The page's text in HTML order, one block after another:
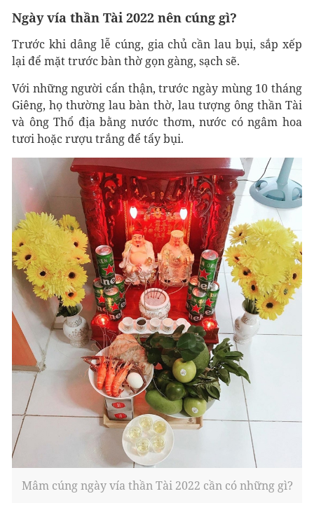
Ngày vía thần Tài 2022 nên cúng gì?
Trước khi dâng lễ cúng, gia chủ cần lau bụi, sắp xếp
lại để mặt trước bàn thờ gọn gàng, sạch sẽ.
Với những người cẩn thận, trước ngày mùng 10 tháng
Giêng, họ thường lau bàn thờ, lau tượng ông thần Tài
và ông Thổ địa bằng nước thơm, nước có ngâm hoa
tươi hoặc rượu trắng để tẩy bụi.
Mâm cúng ngày vía thần Tài 2022 cần có những gì?